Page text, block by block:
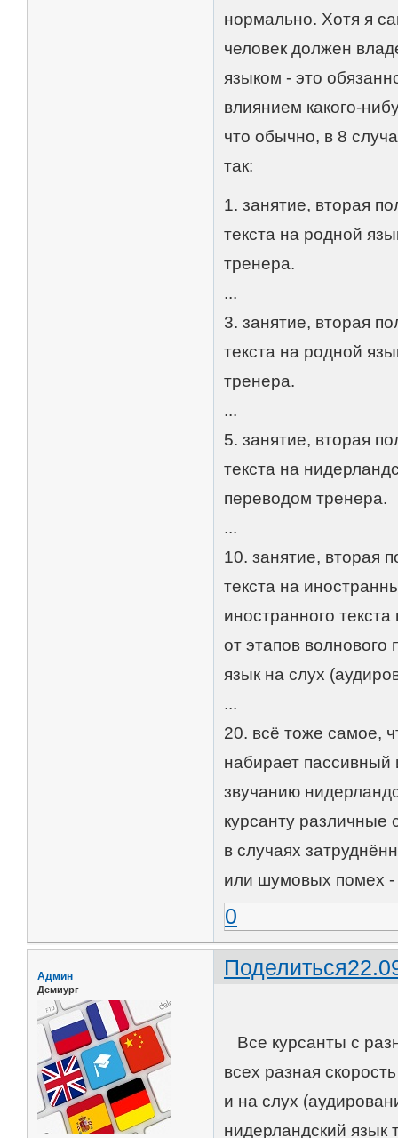
нормально. Хотя я
человек должен
языком - это
влиянием какого-
что обычно, в 8
так:
1. занятие, вторая
текста на родной
тренера.
...
3. занятие, вторая
текста на родной
тренера.
...
5. занятие, вторая
текста на
переводом тренера.
...
10. занятие, вторая
текста на
иностранного
от этапов
язык на слух
...
20. всё тоже самое,
набирает пассивный
звучанию
курсанту различные
в случаях
или шумовых помех -
0
Поделиться
Админ
Демиург
Все курсанты с
всех разная
и на слух
нидерландский язык